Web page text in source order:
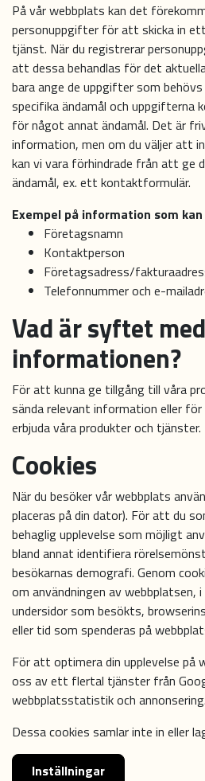
På vår webbplats kan det
personuppgifter för att skicka in
tjänst. När du registrerar
att dessa behandlas för det
bara ange de uppgifter som
specifika ändamål och uppgifterna
för något annat ändamål. Det är
information, men om du väljer att
kan vi vara förhindrade från att ge
ändamål, ex. ett kontaktformulär.
Exempel på information som
Företagsnamn
Kontaktperson
Företagsadress/
Telefonnummer och e-
Vad är syftet
informationen?
För att kunna ge tillgång till våra
sända relevant information eller
erbjuda våra produkter och tjänster.
Cookies
När du besöker vår webbplats
placeras på din dator). För att du
behaglig upplevelse som möjligt
bland annat identifiera
besökarnas demografi. Genom
om användningen av webbplatsen,
undersidor som besökts,
eller tid som spenderas på
För att optimera din upplevelse på
oss av ett flertal tjänster från
webbplatsstatistik och annonsering.
Dessa cookies samlar inte in eller
Inställningar